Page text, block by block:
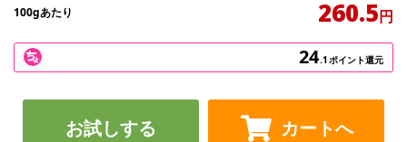
100gあたり 260.5円
24.1ポイント還元
お試しする カートへ